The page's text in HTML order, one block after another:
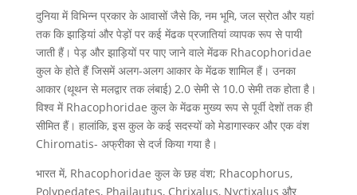
दुनिया में विभिन्न प्रकार के आवासों जैसे कि, नम भूमि, जल स्रोत और यहां
तक कि झाड़ियां और पेड़ों पर कई मेंढक प्रजातियां व्यापक रूप से पायी
जाती हैं। पेड़ और झाड़ियों पर पाए जाने वाले मेंढक Rhacophoridae
कुल के होते हैं जिसमें अलग-अलग आकार के मेंढक शामिल हैं। उनका
आकार (थूथन से मलद्वार तक लंबाई) 2.0 सेमी से 10.0 सेमी तक होता है।
विश्व में Rhacophoridae कुल के मेंढक मुख्य रूप से पूर्वी देशों तक ही
सीमित हैं। हालांकि, इस कुल के कई सदस्यों को मेडागास्कर और एक वंश
Chiromatis- अफ्रीका से दर्ज किया गया है।
भारत में, Rhacophoridae कुल के छह वंश; Rhacophorus,
Polypedates, Phailautus, Chrixalus, Nyctixalus और